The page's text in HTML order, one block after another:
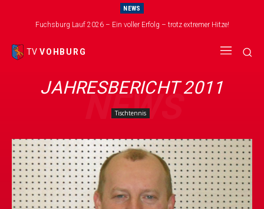
NEWS
Fuchsburg Lauf 2026 – Ein voller Erfolg – trotz extremer Hitze!
TV VOHBURG
NEWS
JAHRESBERICHT 2011
Tischtennis